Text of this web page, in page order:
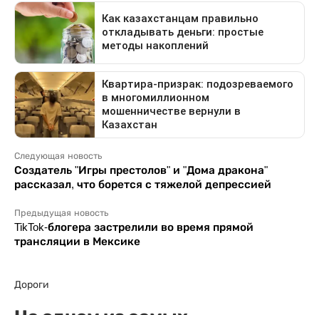
Следующая новость
Создатель "Игры престолов" и "Дома дракона"
рассказал, что борется с тяжелой депрессией
Предыдущая новость
TikTok-блогера застрелили во время прямой
трансляции в Мексике
Дороги